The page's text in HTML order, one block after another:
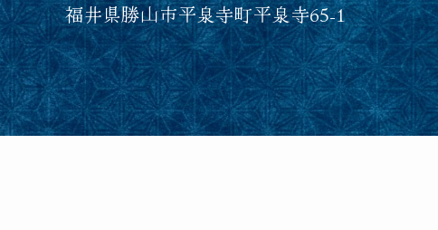
福井県勝山市平泉寺町平泉寺65-1